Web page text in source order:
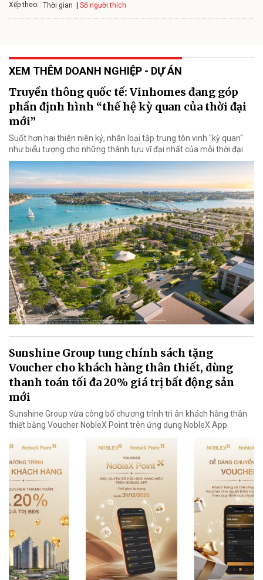
Xếp theo: Thời gian Số người thích
XEM THÊM DOANH NGHIỆP - DỰ ÁN
Truyền thông quốc tế: Vinhomes đang góp
phần định hình “thế hệ kỳ quan của thời đại
mới”
Suốt hơn hai thiên niên kỷ, nhân loại tập trung tôn vinh "kỳ quan"
như biểu tượng cho những thành tựu vĩ đại nhất của mỗi thời đại.
Sunshine Group tung chính sách tặng
Voucher cho khách hàng thân thiết, dùng
thanh toán tối đa 20% giá trị bất động sản
mới
Sunshine Group vừa công bố chương trình tri ân khách hàng thân
thiết bằng Voucher NobleX Point trên ứng dụng NobleX App.